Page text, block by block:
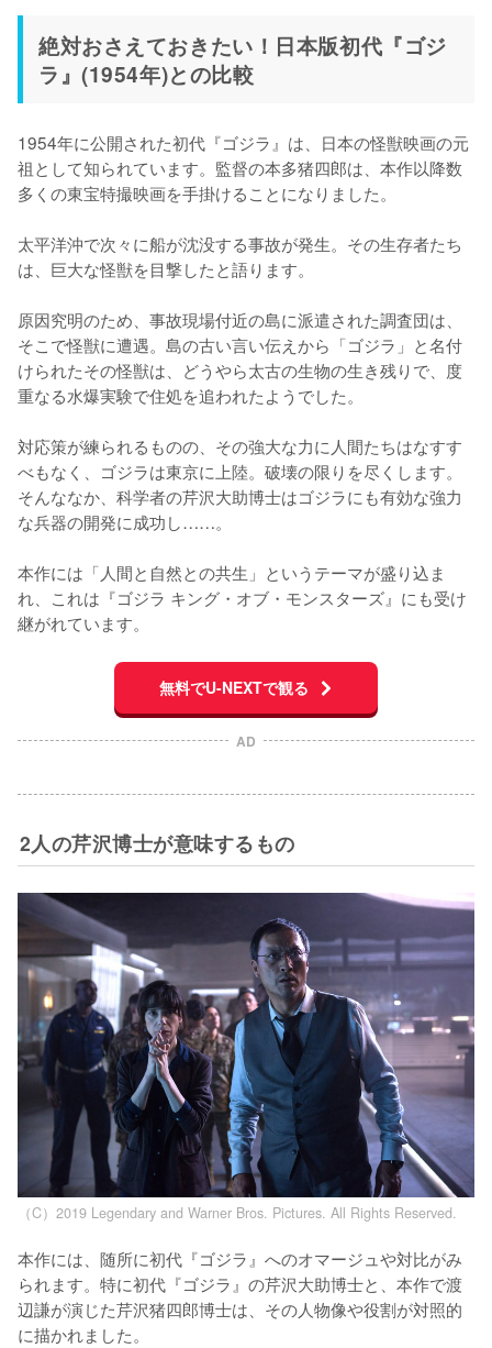
絶対おさえておきたい！日本版初代『ゴジ
ラ』(1954年)との比較
1954年に公開された初代『ゴジラ』は、日本の怪獣映画の元
祖として知られています。監督の本多猪四郎は、本作以降数
多くの東宝特撮映画を手掛けることになりました。
太平洋沖で次々に船が沈没する事故が発生。その生存者たち
は、巨大な怪獣を目撃したと語ります。
原因究明のため、事故現場付近の島に派遣された調査団は、
そこで怪獣に遭遇。島の古い言い伝えから「ゴジラ」と名付
けられたその怪獣は、どうやら太古の生物の生き残りで、度
重なる水爆実験で住処を追われたようでした。
対応策が練られるものの、その強大な力に人間たちはなすす
べもなく、ゴジラは東京に上陸。破壊の限りを尽くします。
そんななか、科学者の芹沢大助博士はゴジラにも有効な強力
な兵器の開発に成功し……。
本作には「人間と自然との共生」というテーマが盛り込ま
れ、これは『ゴジラ キング・オブ・モンスターズ』にも受け
継がれています。
無料でU-NEXTで観る
AD
2人の芹沢博士が意味するもの
（C）2019 Legendary and Warner Bros. Pictures. All Rights Reserved.
本作には、随所に初代『ゴジラ』へのオマージュや対比がみ
られます。特に初代『ゴジラ』の芹沢大助博士と、本作で渡
辺謙が演じた芹沢猪四郎博士は、その人物像や役割が対照的
に描かれました。